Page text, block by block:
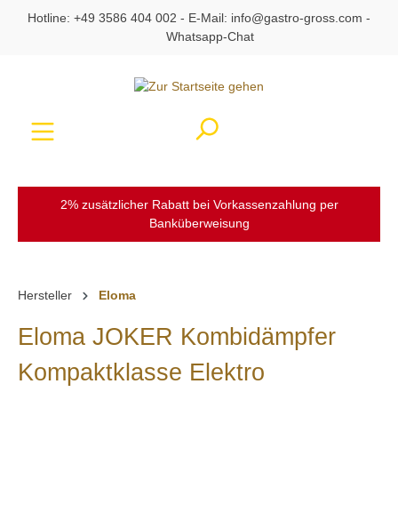
springen
Hotline: +49 3586 404 002 - E-Mail: info@gastro-gross.com -
Whatsapp-Chat
2% zusätzlicher Rabatt bei Vorkassenzahlung per
Banküberweisung
Hersteller Eloma
Eloma JOKER Kombidämpfer
Kompaktklasse Elektro